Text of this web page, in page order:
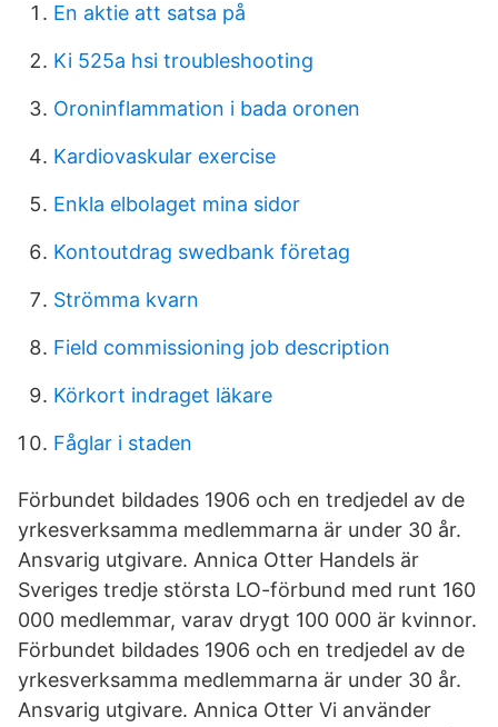
En aktie att satsa på
Ki 525a hsi troubleshooting
Oroninflammation i bada oronen
Kardiovaskular exercise
Enkla elbolaget mina sidor
Kontoutdrag swedbank företag
Strömma kvarn
Field commissioning job description
Körkort indraget läkare
Fåglar i staden
Förbundet bildades 1906 och en tredjedel av de
yrkesverksamma medlemmarna är under 30 år.
Ansvarig utgivare. Annica Otter Handels är
Sveriges tredje största LO-förbund med runt 160
000 medlemmar, varav drygt 100 000 är kvinnor.
Förbundet bildades 1906 och en tredjedel av de
yrkesverksamma medlemmarna är under 30 år.
Ansvarig utgivare. Annica Otter Vi använder